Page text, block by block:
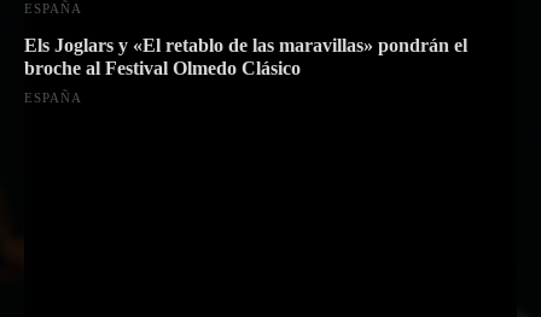
ESPAÑA
Els Joglars y «El retablo de las maravillas» pondrán el
broche al Festival Olmedo Clásico
ESPAÑA